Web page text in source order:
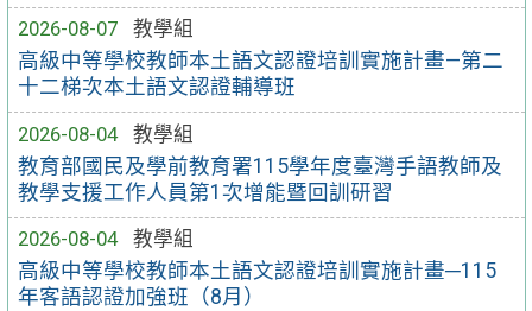
2026-08-07
教學組
高級中等學校教師本土語文認證培訓實施計畫—第二
十二梯次本土語文認證輔導班
2026-08-04
教學組
教育部國民及學前教育署115學年度臺灣手語教師及
教學支援工作人員第1次增能暨回訓研習
2026-08-04
教學組
高級中等學校教師本土語文認證培訓實施計畫─115
年客語認證加強班（8月）